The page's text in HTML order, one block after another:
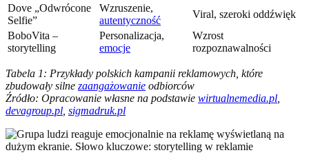
Dove „Odwrócone
Selfie”
Wzruszenie,
autentyczność
Viral, szeroki oddźwięk
BoboVita –
storytelling
Personalizacja,
emocje
Wzrost
rozpoznawalności
Tabela 1: Przykłady polskich kampanii reklamowych, które
zbudowały silne zaangażowanie odbiorców
Źródło: Opracowanie własne na podstawie wirtualnemedia.pl
devagroup.pl sigmadruk.pl